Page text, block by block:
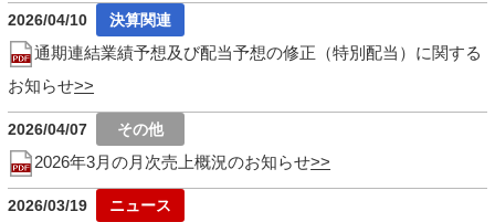
2026/04/10
通期連結業績予想及び配当予想の修正（特別配当）に関する
お知らせ
2026/04/07
2026年3月の月次売上概況のお知らせ
2026/03/19